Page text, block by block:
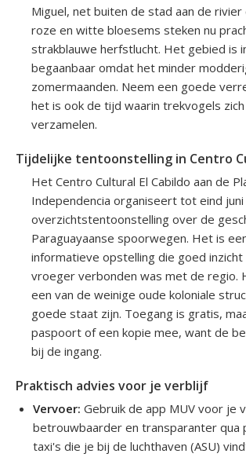
Miguel, net buiten de stad aan de rivier
roze en witte bloesems steken nu
strakblauwe herfstlucht. Het gebied is
begaanbaar omdat het minder
zomermaanden. Neem een goede
het is ook de tijd waarin trekvogels zich
verzamelen.
Tijdelijke tentoonstelling in Centro
Het Centro Cultural El Cabildo aan de
Independencia organiseert tot eind juni
overzichtstentoonstelling over de
Paraguayaanse spoorwegen. Het is
informatieve opstelling die goed
vroeger verbonden was met de regio.
een van de weinige oude koloniale
goede staat zijn. Toegang is gratis,
paspoort of een kopie mee, want de
bij de ingang.
Praktisch advies voor je verblijf
Vervoer: Gebruik de app MUV voor je
betrouwbaarder en transparanter qua
taxi's die je bij de luchthaven (ASU)